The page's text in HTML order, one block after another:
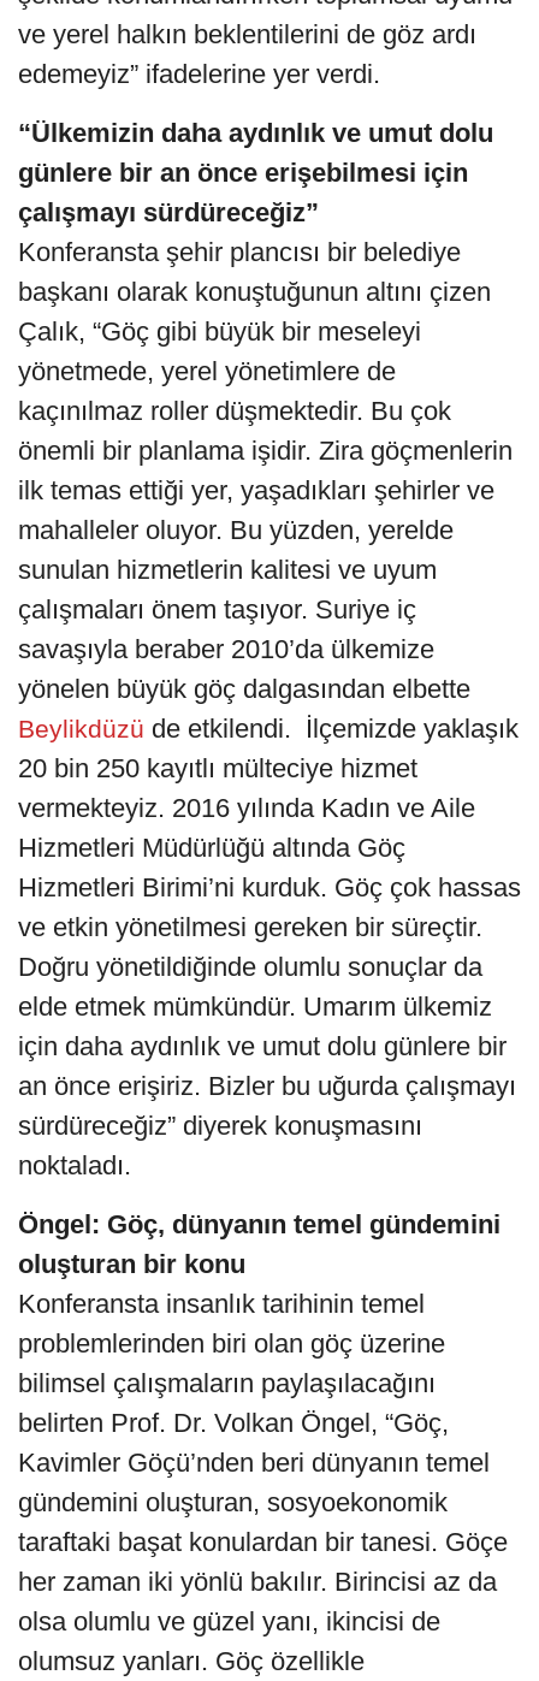
ve yerel halkın beklentilerini de göz ardı
edemeyiz” ifadelerine yer verdi.
“Ülkemizin daha aydınlık ve umut dolu
günlere bir an önce erişebilmesi için
çalışmayı sürdüreceğiz”
Konferansta şehir plancısı bir belediye
başkanı olarak konuştuğunun altını çizen
Çalık, “Göç gibi büyük bir meseleyi
yönetmede, yerel yönetimlere de
kaçınılmaz roller düşmektedir. Bu çok
önemli bir planlama işidir. Zira göçmenlerin
ilk temas ettiği yer, yaşadıkları şehirler ve
mahalleler oluyor. Bu yüzden, yerelde
sunulan hizmetlerin kalitesi ve uyum
çalışmaları önem taşıyor. Suriye iç
savaşıyla beraber 2010’da ülkemize
yönelen büyük göç dalgasından elbette
Beylikdüzü de etkilendi. İlçemizde yaklaşık
20 bin 250 kayıtlı mülteciye hizmet
vermekteyiz. 2016 yılında Kadın ve Aile
Hizmetleri Müdürlüğü altında Göç
Hizmetleri Birimi’ni kurduk. Göç çok hassas
ve etkin yönetilmesi gereken bir süreçtir.
Doğru yönetildiğinde olumlu sonuçlar da
elde etmek mümkündür. Umarım ülkemiz
için daha aydınlık ve umut dolu günlere bir
an önce erişiriz. Bizler bu uğurda çalışmayı
sürdüreceğiz” diyerek konuşmasını
noktaladı.
Öngel: Göç, dünyanın temel gündemini
oluşturan bir konu
Konferansta insanlık tarihinin temel
problemlerinden biri olan göç üzerine
bilimsel çalışmaların paylaşılacağını
belirten Prof. Dr. Volkan Öngel, “Göç,
Kavimler Göçü’nden beri dünyanın temel
gündemini oluşturan, sosyoekonomik
taraftaki başat konulardan bir tanesi. Göçe
her zaman iki yönlü bakılır. Birincisi az da
olsa olumlu ve güzel yanı, ikincisi de
olumsuz yanları. Göç özellikle